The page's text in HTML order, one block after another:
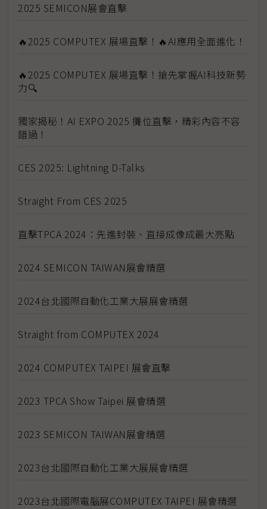
2025 SEMICON展會直擊
🔥2025 COMPUTEX 展場直擊！🔥AI應用全面進化！
🔥2025 COMPUTEX 展場直擊！搶先掌握AI科技新勢
力🔍
獨家揭秘！AI EXPO 2025 攤位直擊，精彩內容不容
錯過！
CES 2025: Lightning D-Talks
Straight From CES 2025
直擊TPCA 2024：先進封裝、直接成像成最大亮點
2024 SEMICON TAIWAN展會精選
2024台北國際自動化工業大展展會精選
Straight from COMPUTEX 2024
2024 COMPUTEX TAIPEI 展會直擊
2023 TPCA Show Taipei 展會精選
2023 SEMICON TAIWAN展會精選
2023台北國際自動化工業大展展會精選
2023台北國際電腦展COMPUTEX TAIPEI 展會精選